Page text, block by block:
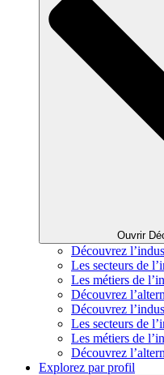
Ouvrir
Découvrez
Les secteurs de
Les métiers de
Découvrez
Découvrez
Les secteurs de
Les métiers de
Découvrez
Explorez par profil